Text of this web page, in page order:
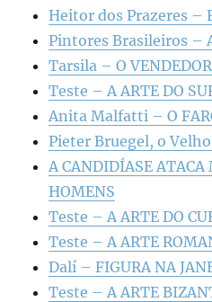
Heitor dos Prazeres –
Pintores Brasileiros –
Tarsila – O
Teste – A ARTE DO
Anita Malfatti – O
Pieter Bruegel, o
A CANDIDÍASE ATACA
HOMENS
Teste – A ARTE DO
Teste – A ARTE
Dalí – FIGURA NA
Teste – A ARTE